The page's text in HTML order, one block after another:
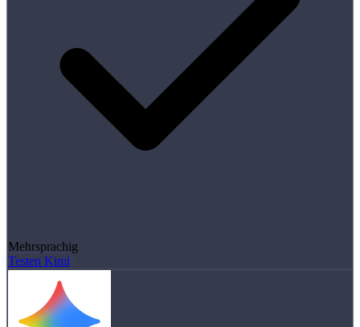
Mehrsprachig
Testen Kimi